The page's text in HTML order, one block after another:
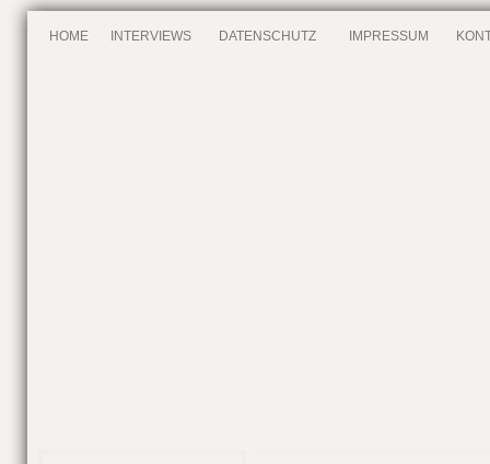
HOME INTERVIEWS DATENSCHUTZ IMPRESSUM